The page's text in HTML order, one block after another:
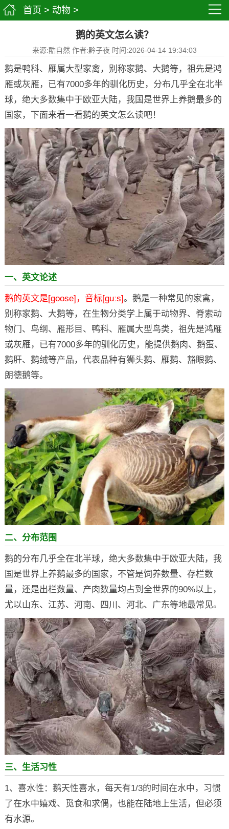
首页 > 动物 >
鹅的英文怎么读？
来源:酷自然 作者:黔子夜 时间:2026-04-14 19:34:03
鹅是鸭科、雁属大型家禽，别称家鹅、大鹅等，祖先是鸿
雁或灰雁，已有7000多年的驯化历史，分布几乎全在北半
球，绝大多数集中于欧亚大陆，我国是世界上养鹅最多的
国家，下面来看一看鹅的英文怎么读吧！
一、英文论述
鹅的英文是[goose]，音标[ɡuːs]。鹅是一种常见的家禽，
别称家鹅、大鹅等，在生物分类学上属于动物界、脊索动
物门、鸟纲、雁形目、鸭科、雁属大型鸟类，祖先是鸿雁
或灰雁，已有7000多年的驯化历史，能提供鹅肉、鹅蛋、
鹅肝、鹅绒等产品，代表品种有狮头鹅、雁鹅、豁眼鹅、
朗德鹅等。
二、分布范围
鹅的分布几乎全在北半球，绝大多数集中于欧亚大陆，我
国是世界上养鹅最多的国家，不管是饲养数量、存栏数
量，还是出栏数量、产肉数量均占到全世界的90%以上，
尤以山东、江苏、河南、四川、河北、广东等地最常见。
三、生活习性
1、喜水性：鹅天性喜水，每天有1/3的时间在水中，习惯
了在水中嬉戏、觅食和求偶，也能在陆地上生活，但必须
有水源。